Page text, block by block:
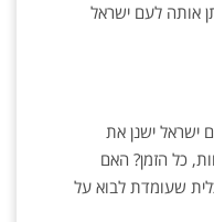
אותה לעם ישראל
ישראל ישנן את
כל הזמן? האם
שעומדת לבוא על